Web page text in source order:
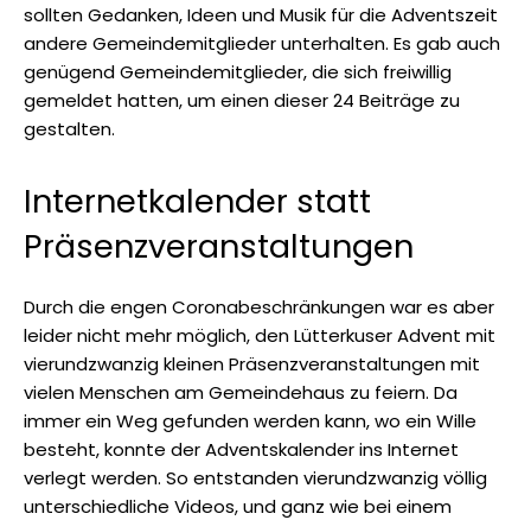
sollten Gedanken, Ideen und Musik für die Adventszeit
andere Gemeindemitglieder unterhalten. Es gab auch
genügend Gemeindemitglieder, die sich freiwillig
gemeldet hatten, um einen dieser 24 Beiträge zu
gestalten.
Internetkalender statt
Präsenzveranstaltungen
Durch die engen Coronabeschränkungen war es aber
leider nicht mehr möglich, den Lütterkuser Advent mit
vierundzwanzig kleinen Präsenzveranstaltungen mit
vielen Menschen am Gemeindehaus zu feiern. Da
immer ein Weg gefunden werden kann, wo ein Wille
besteht, konnte der Adventskalender ins Internet
verlegt werden. So entstanden vierundzwanzig völlig
unterschiedliche Videos, und ganz wie bei einem